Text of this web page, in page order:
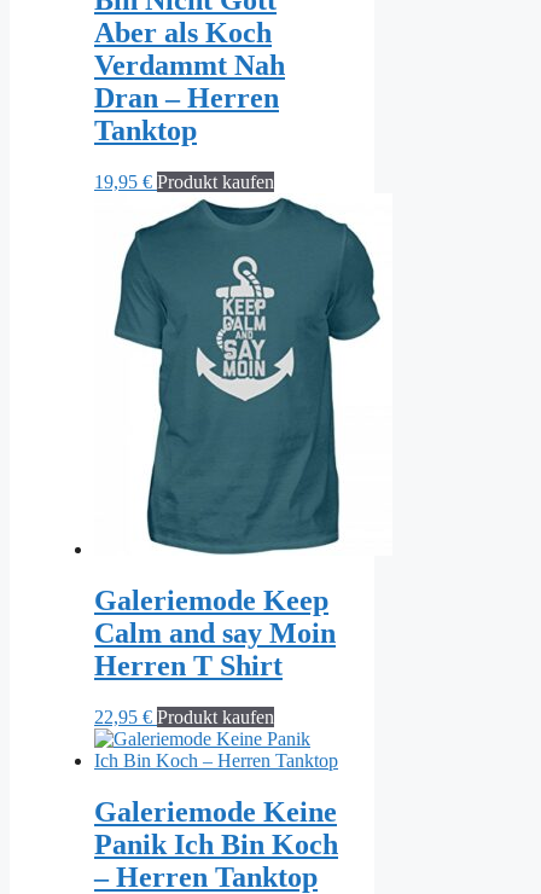
Aber als Koch
Verdammt Nah
Dran – Herren
Tanktop
19,95 € Produkt kaufen
Galeriemode Keep
Calm and say Moin
Herren T Shirt
22,95 € Produkt kaufen
Galeriemode Keine
Panik Ich Bin Koch
– Herren Tanktop